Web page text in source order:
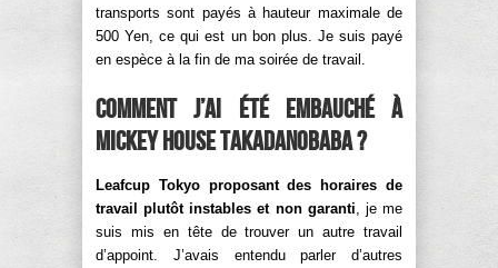
transports sont payés à hauteur maximale de
500 Yen, ce qui est un bon plus. Je suis payé
en espèce à la fin de ma soirée de travail.
Comment j’ai été embauché à
Mickey House Takadanobaba ?
Leafcup Tokyo proposant des horaires de
travail plutôt instables et non garanti, je me
suis mis en tête de trouver un autre travail
d’appoint. J’avais entendu parler d’autres